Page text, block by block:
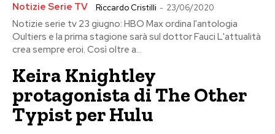
Notizie Serie TV Riccardo Cristilli - 23/06/2020
Notizie serie tv 23 giugno: HBO Max ordina l'antologia
Oultiers e la prima stagione sarà sul dottor Fauci L'attualità
crea sempre eroi. Così oltre a...
Keira Knightley
protagonista di The Other
Typist per Hulu